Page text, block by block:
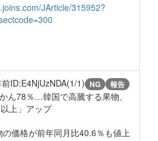
JArticle/315952?
ID:E4NjUzNDA(1/1) NG 報告
ん78％…韓国で高騰する果物、
上」アップ
価格が前年同月比40.6％も値上